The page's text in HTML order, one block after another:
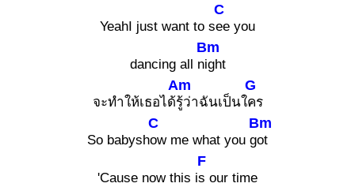
YeahI just want to s
C
ee you
dancing all n
Bm
ight
จะทำให้เธอได้
Am
รู้ว่าฉันเป็นใ
G
คร
So babysh
C
ow me what you g
Bm
ot
'Cause now this i
F
s our time